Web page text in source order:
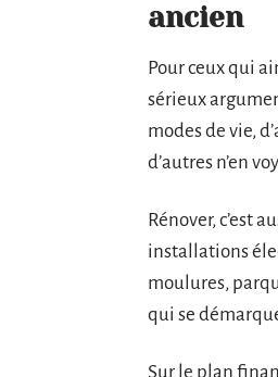
ancien
Pour ceux qui
sérieux
modes de vie,
d’autres n’en
Rénover, c’est
installations
moulures,
qui se
Sur le plan